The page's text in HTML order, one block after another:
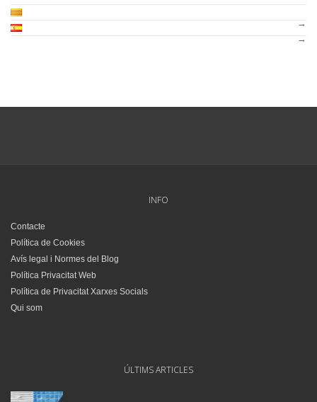
INFO
Contacte
Política de Cookies
Avís legal i Normes del Blog
Política Privacitat Web
Política de Privacitat Xarxes Socials
Qui som
ÚLTIMS ARTICLES